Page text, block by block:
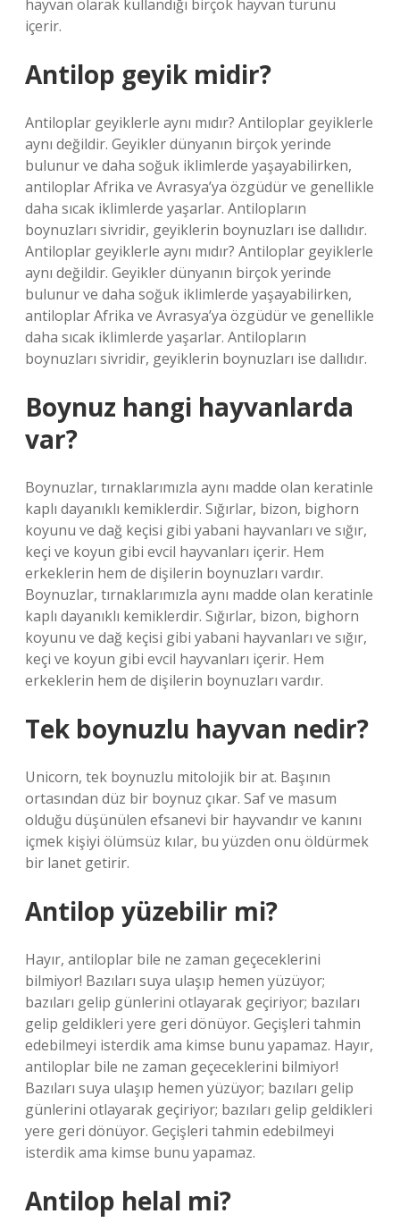
hayvan olarak kullandığı birçok hayvan türünü
içerir.
Antilop geyik midir?
Antiloplar geyiklerle aynı mıdır? Antiloplar geyiklerle
aynı değildir. Geyikler dünyanın birçok yerinde
bulunur ve daha soğuk iklimlerde yaşayabilirken,
antiloplar Afrika ve Avrasya’ya özgüdür ve genellikle
daha sıcak iklimlerde yaşarlar. Antilopların
boynuzları sivridir, geyiklerin boynuzları ise dallıdır.
Antiloplar geyiklerle aynı mıdır? Antiloplar geyiklerle
aynı değildir. Geyikler dünyanın birçok yerinde
bulunur ve daha soğuk iklimlerde yaşayabilirken,
antiloplar Afrika ve Avrasya’ya özgüdür ve genellikle
daha sıcak iklimlerde yaşarlar. Antilopların
boynuzları sivridir, geyiklerin boynuzları ise dallıdır.
Boynuz hangi hayvanlarda
var?
Boynuzlar, tırnaklarımızla aynı madde olan keratinle
kaplı dayanıklı kemiklerdir. Sığırlar, bizon, bighorn
koyunu ve dağ keçisi gibi yabani hayvanları ve sığır,
keçi ve koyun gibi evcil hayvanları içerir. Hem
erkeklerin hem de dişilerin boynuzları vardır.
Boynuzlar, tırnaklarımızla aynı madde olan keratinle
kaplı dayanıklı kemiklerdir. Sığırlar, bizon, bighorn
koyunu ve dağ keçisi gibi yabani hayvanları ve sığır,
keçi ve koyun gibi evcil hayvanları içerir. Hem
erkeklerin hem de dişilerin boynuzları vardır.
Tek boynuzlu hayvan nedir?
Unicorn, tek boynuzlu mitolojik bir at. Başının
ortasından düz bir boynuz çıkar. Saf ve masum
olduğu düşünülen efsanevi bir hayvandır ve kanını
içmek kişiyi ölümsüz kılar, bu yüzden onu öldürmek
bir lanet getirir.
Antilop yüzebilir mi?
Hayır, antiloplar bile ne zaman geçeceklerini
bilmiyor! Bazıları suya ulaşıp hemen yüzüyor;
bazıları gelip günlerini otlayarak geçiriyor; bazıları
gelip geldikleri yere geri dönüyor. Geçişleri tahmin
edebilmeyi isterdik ama kimse bunu yapamaz. Hayır,
antiloplar bile ne zaman geçeceklerini bilmiyor!
Bazıları suya ulaşıp hemen yüzüyor; bazıları gelip
günlerini otlayarak geçiriyor; bazıları gelip geldikleri
yere geri dönüyor. Geçişleri tahmin edebilmeyi
isterdik ama kimse bunu yapamaz.
Antilop helal mi?